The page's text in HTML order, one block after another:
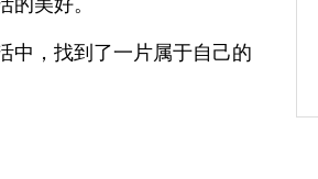
中，找到了一片属于自己的